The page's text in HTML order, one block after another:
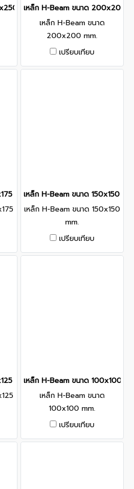
mm.
เหล็ก H-Beam ขนาด 200x200
เหล็ก H-Beam ขนาด
200x200 mm.
เปรียบเทียบ
mm.เหล็ก H-Beam ขนาด 150x150
เหล็ก H-Beam ขนาด 150x150
mm.
เปรียบเทียบ
mm.เหล็ก H-Beam ขนาด 100x100
เหล็ก H-Beam ขนาด
100x100 mm.
เปรียบเทียบ